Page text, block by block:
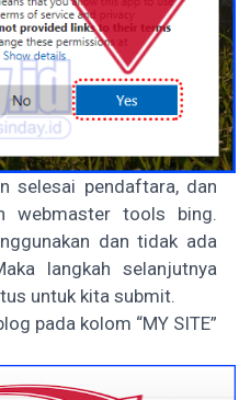
selesai pendaftara, dan
webmaster tools bing.
dan tidak ada
langkah selanjutnya
untuk kita submit.
pada kolom “MY SITE”